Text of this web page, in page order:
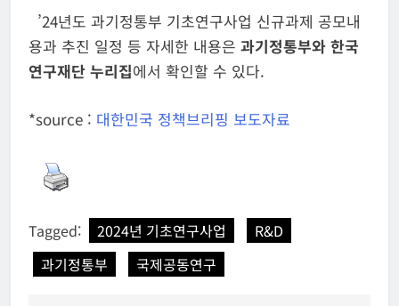
’24년도 과기정통부 기초연구사업 신규과제 공모내
용과 추진 일정 등 자세한 내용은 과기정통부와 한국
연구재단 누리집에서 확인할 수 있다.
*source : 대한민국 정책브리핑 보도자료
Tagged: 2024년 기초연구사업
R&D
과기정통부
국제공동연구